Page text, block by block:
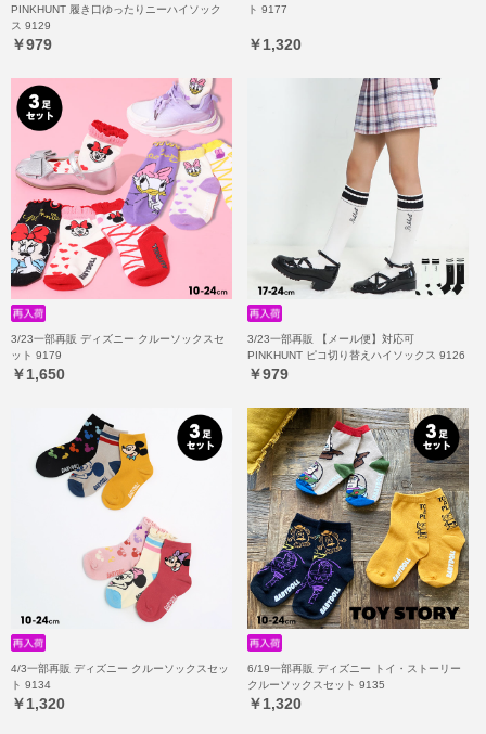
PINKHUNT 履き口ゆったりニーハイソック
ス 9129
￥979
ト 9177
￥1,320
3/23一部再販 ディズニー クルーソックスセ
ット 9179
￥1,650
3/23一部再販 【メール便】対応可
PINKHUNT ピコ切り替えハイソックス 9126
￥979
4/3一部再販 ディズニー クルーソックスセッ
ト 9134
￥1,320
6/19一部再販 ディズニー トイ・ストーリー
クルーソックスセット 9135
￥1,320